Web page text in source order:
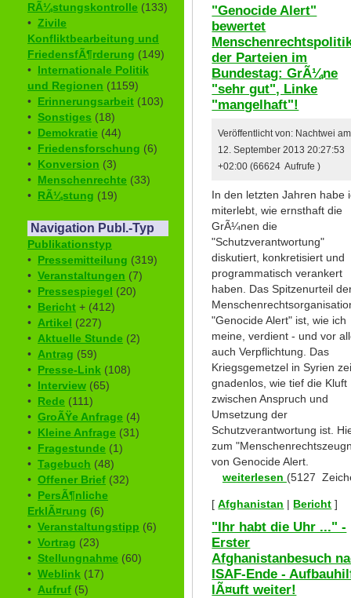
RÃ¼stungskontrolle (133)
• Zivile
Konfliktbearbeitung und
FriedensfÃ¶rderung (149)
• Internationale Politik
und Regionen (1159)
• Erinnerungsarbeit (103)
• Sonstiges (18)
• Demokratie (44)
• Friedensforschung (6)
• Konversion (3)
• Menschenrechte (33)
• RÃ¼stung (19)
Navigation Publ.-Typ
Publikationstyp
• Pressemitteilung (319)
• Veranstaltungen (7)
• Pressespiegel (20)
• Bericht + (412)
• Artikel (227)
• Aktuelle Stunde (2)
• Antrag (59)
• Presse-Link (108)
• Interview (65)
• Rede (111)
• GroÃŸe Anfrage (4)
• Kleine Anfrage (31)
• Fragestunde (1)
• Tagebuch (48)
• Offener Brief (32)
• PersÃ¶nliche
ErklÃ¤rung (6)
• Veranstaltungstipp (6)
• Vortrag (23)
• Stellungnahme (60)
• Weblink (17)
• Aufruf (5)
"Genocide Alert"
bewertet
der Parteien im
Bundestag: GrÃ¼ne
"sehr gut", Linke
"mangelhaft"!
Veröffentlicht von: Nachtwei am
12. September 2013 20:27:53
+02:00 (66624 Aufrufe )
In den letzten Jahren habe
miterlebt, wie ernsthaft die
GrÃ¼nen die
"Schutzverantwortung"
diskutiert, konkretisiert und
programmatisch verankert
haben. Das Spitzenurteil
"Genocide Alert" ist, wie ich
meine, verdient - und vor
auch Verpflichtung. Das
Kriegsgemetzel in Syrien
gnadenlos, wie tief die Kluft
zwischen Anspruch und
Umsetzung der
Schutzverantwortung ist.
zum
von Genocide Alert.
weiterlesen (5127
[Afghanistan | Bericht ]
"Ihr habt die Uhr ..." -
Erster
Afghanistanbesuch
ISAF-Ende -
lÃ¤uft weiter!